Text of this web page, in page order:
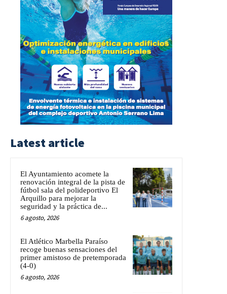
Latest article
El Ayuntamiento acomete la
renovación integral de la pista de
fútbol sala del polideportivo El
Arquillo para mejorar la
seguridad y la práctica de...
6 agosto, 2026
El Atlético Marbella Paraíso
recoge buenas sensaciones del
primer amistoso de pretemporada
(4-0)
6 agosto, 2026